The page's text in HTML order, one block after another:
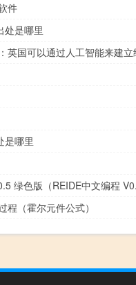
件
处是哪里
是哪里
程（霍尔元件公式）